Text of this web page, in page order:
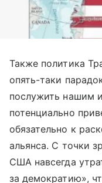
Также политика
опять-таки
послужить нашим
потенциально
обязательно к
альянса. С точки
США навсегда
за демократию»,